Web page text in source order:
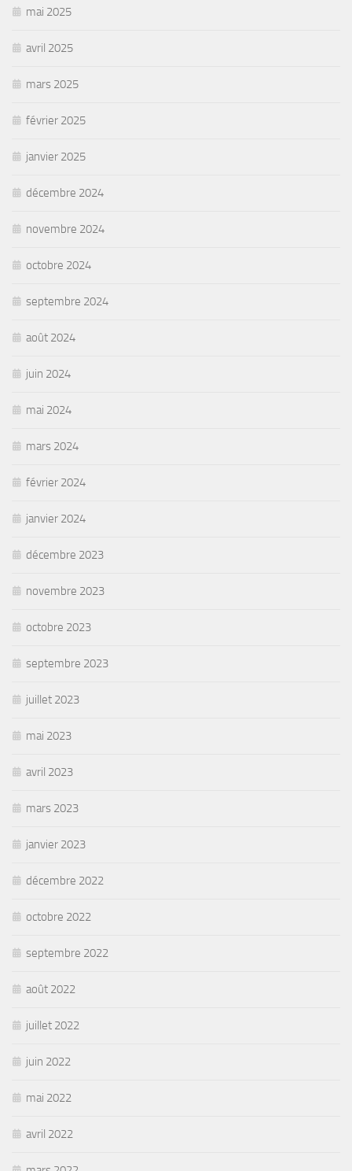
mai 2025
avril 2025
mars 2025
février 2025
janvier 2025
décembre 2024
novembre 2024
octobre 2024
septembre 2024
août 2024
juin 2024
mai 2024
mars 2024
février 2024
janvier 2024
décembre 2023
novembre 2023
octobre 2023
septembre 2023
juillet 2023
mai 2023
avril 2023
mars 2023
janvier 2023
décembre 2022
octobre 2022
septembre 2022
août 2022
juillet 2022
juin 2022
mai 2022
avril 2022